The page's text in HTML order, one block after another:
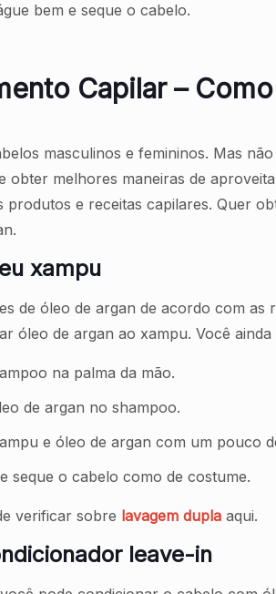
bem e seque o cabelo.
Capilar –
masculinos e femininos. Mas
obter melhores maneiras de
e receitas capilares. Quer
xampu
de óleo de argan de acordo com
óleo de argan ao xampu. Você
na palma da mão.
de argan no shampoo.
e óleo de argan com um pouco
seque o cabelo como de costume.
verificar sobre lavagem dupla aqui.
leave-in